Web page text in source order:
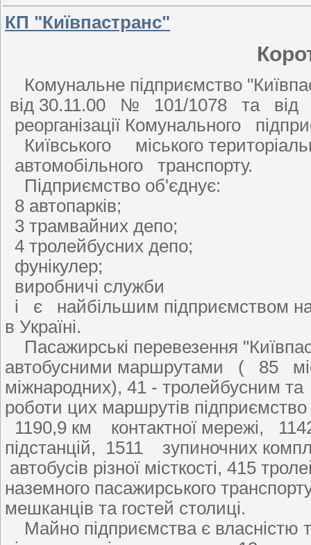
КП "Київпастранс"
Комунальне підприємство
від 30.11.00 № 101/1078 та
реорганізації Комунального
Київського міського
автомобільного транспорту.
Підприємство об'єднує:
8 автопарків;
3 трамвайних депо;
4 тролейбусних депо;
фунікулер;
виробничі служби
і є найбільшим підприємством
в Україні.
Пасажирські перевезення
автобусними маршрутами ( 85
міжнародних), 41 - тролейбусним
роботи цих маршрутів
1190,9 км контактної мережі,
підстанцій, 1511 зупиночних
автобусів різної місткості, 415
наземного пасажирського
мешканців та гостей столиці.
Майно підприємства є власністю